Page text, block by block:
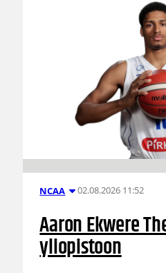
NCAA 02.08.2026 11:52
Aaron Ekwere
yliopistoon